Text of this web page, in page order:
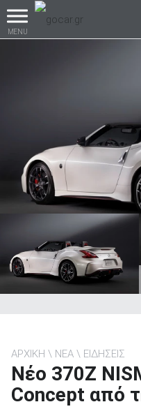
MENU
Βρες τα
Καινούρια
ΑΝΑΖΗΤΗΣΗ
ΑΡΧΙΚΗ ΝΕΑ ΕΙΔΗΣΕΙΣ
Νέο 370Z
Concept από